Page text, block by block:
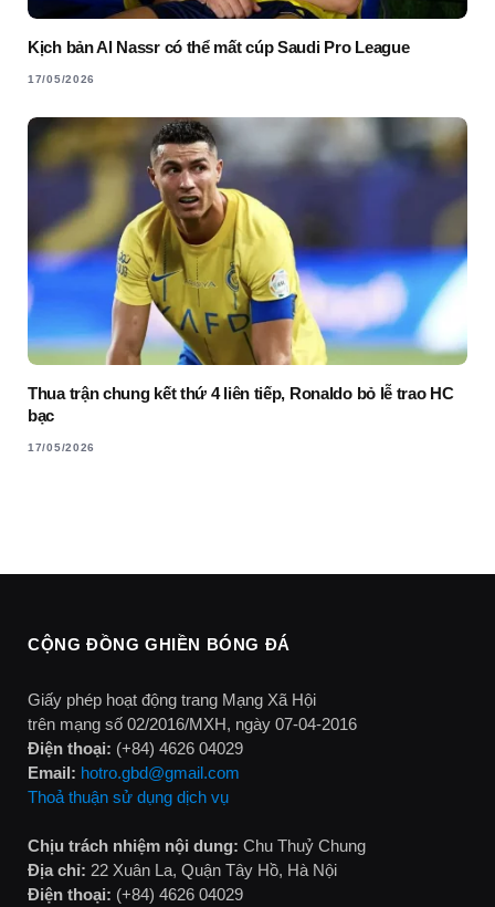
Kịch bản Al Nassr có thể mất cúp Saudi Pro League
17/05/2026
Thua trận chung kết thứ 4 liên tiếp, Ronaldo bỏ lễ trao HC
bạc
17/05/2026
CỘNG ĐỒNG GHIỀN BÓNG ĐÁ
Giấy phép hoạt động trang Mạng Xã Hội
trên mạng số 02/2016/MXH, ngày 07-04-2016
Điện thoại: (+84) 4626 04029
Email: hotro.gbd@gmail.com
Thoả thuận sử dụng dịch vụ
Chịu trách nhiệm nội dung: Chu Thuỷ Chung
Địa chỉ: 22 Xuân La, Quận Tây Hồ, Hà Nội
Điện thoại: (+84) 4626 04029